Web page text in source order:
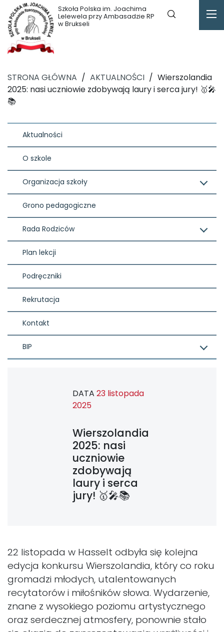
Szkoła Polska im. Joachima
Lelewela przy Ambasadzie RP
w Brukseli
STRONA GŁÓWNA / AKTUALNOŚCI / Wierszolandia
2025: nasi uczniowie zdobywają laury i serca jury! 🥇🎤
📚
Aktualności
O szkole
Organizacja szkoły
Grono pedagogiczne
Rada Rodziców
Plan lekcji
Podręczniki
Rekrutacja
Kontakt
BIP
DATA 23 listopada
2025
Wierszolandia
2025: nasi
uczniowie
zdobywają
laury i serca
jury! 🥇🎤📚
22 listopada w Hasselt odbyła się kolejna
edycja konkursu Wierszolandia, który co roku
gromadzi młodych, utalentowanych
recytatorów i miłośników słowa. Wydarzenie,
znane z wysokiego poziomu artystycznego
oraz serdecznej atmosfery, ponownie stało